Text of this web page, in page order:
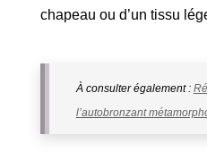
chapeau ou d’un tissu
À consulter également :
l’autobronzant